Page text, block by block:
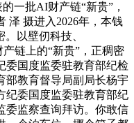
一批AI财产链“新贵”，
泽 摄进入2026年，本钱
以壁仞科技、
链上的“新贵”，正稠密
委国度监委驻教育部纪检
部教育督导局副局长杨宇
纪委国度监委驻教育部纪
委监察查询拜访。你敢信